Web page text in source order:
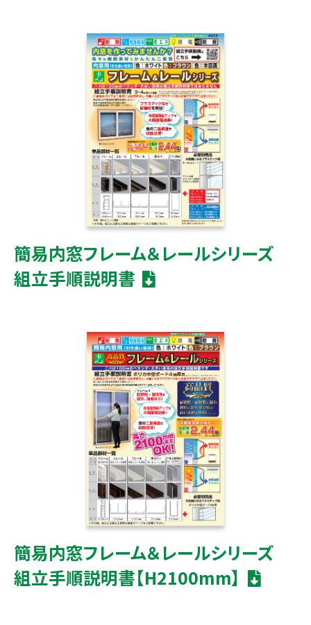
簡易内窓フレーム＆レールシリーズ
組立手順説明書
簡易内窓フレーム＆レールシリーズ
組立手順説明書【H2100mm】